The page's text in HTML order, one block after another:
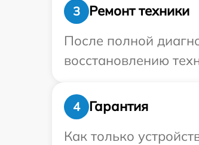
3
Ремонт техники
После полной
восстановлению
4
Гарантия
Как только